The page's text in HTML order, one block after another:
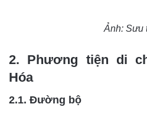
Ảnh: Sưu
2. Phương tiện di
Hóa
2.1. Đường bộ